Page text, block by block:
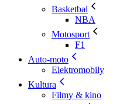
Basketbal
NBA
Motosport
F1
Auto-moto
Elektromobily
Kultura
Filmy & kino